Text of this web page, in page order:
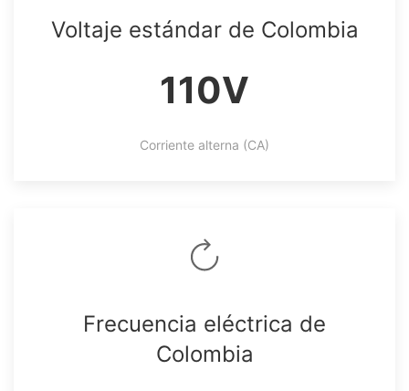
Voltaje estándar de Colombia
110V
Corriente alterna (CA)
Frecuencia eléctrica de
Colombia